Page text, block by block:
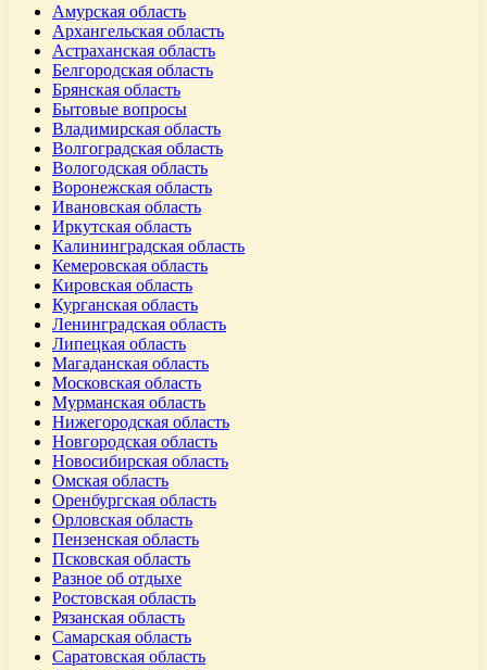
Амурская область
Архангельская область
Астраханская область
Белгородская область
Брянская область
Бытовые вопросы
Владимирская область
Волгоградская область
Вологодская область
Воронежская область
Ивановская область
Иркутская область
Калининградская область
Кемеровская область
Кировская область
Курганская область
Ленинградская область
Липецкая область
Магаданская область
Московская область
Мурманская область
Нижегородская область
Новгородская область
Новосибирская область
Омская область
Оренбургская область
Орловская область
Пензенская область
Псковская область
Разное об отдыхе
Ростовская область
Рязанская область
Самарская область
Саратовская область